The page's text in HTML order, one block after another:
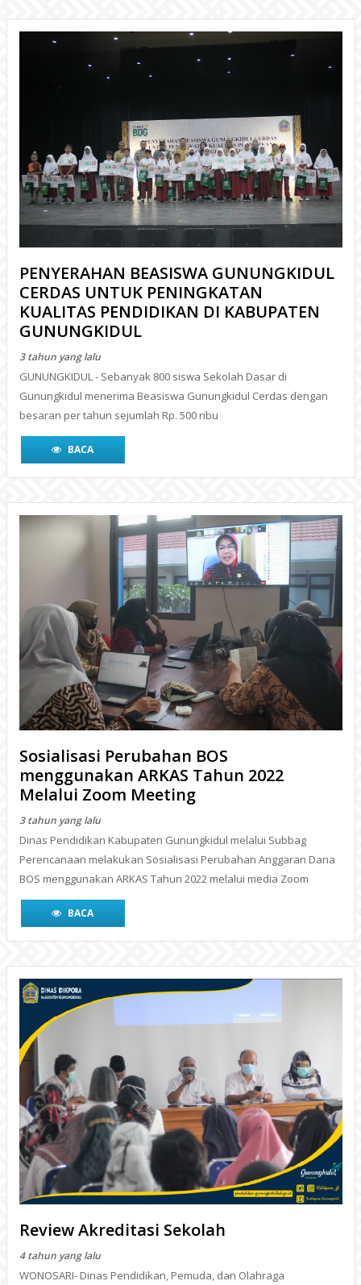
PENYERAHAN BEASISWA GUNUNGKIDUL
CERDAS UNTUK PENINGKATAN
KUALITAS PENDIDIKAN DI KABUPATEN
GUNUNGKIDUL
3 tahun yang lalu
GUNUNGKIDUL - Sebanyak 800 siswa Sekolah Dasar di
Gunungkidul menerima Beasiswa Gunungkidul Cerdas dengan
besaran per tahun sejumlah Rp. 500 ribu
BACA
Sosialisasi Perubahan BOS
menggunakan ARKAS Tahun 2022
Melalui Zoom Meeting
3 tahun yang lalu
Dinas Pendidikan Kabupaten Gunungkidul melalui Subbag
Perencanaan melakukan Sosialisasi Perubahan Anggaran Dana
BOS menggunakan ARKAS Tahun 2022 melalui media Zoom
BACA
Review Akreditasi Sekolah
4 tahun yang lalu
WONOSARI- Dinas Pendidikan, Pemuda, dan Olahraga